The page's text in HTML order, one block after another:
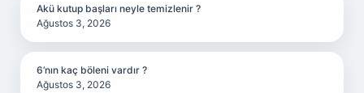
Akü kutup başları neyle temizlenir ?
Ağustos 3, 2026
6’nın kaç böleni vardır ?
Ağustos 3, 2026